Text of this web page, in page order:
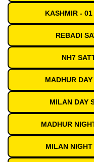
KASHMIR -
REBADI
NH7
MADHUR
MILAN DAY
MADHUR
MILAN